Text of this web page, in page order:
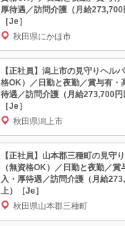
厚待遇／訪問介護（月給273,700
［Je］
秋田県にかほ市
【正社員】潟上市の見守りヘル
格OK）／日勤と夜勤／賞与有・
待遇／訪問介護（月給273,700円
［Je］
秋田県潟上市
【正社員】山本郡三種町の見守
（無資格OK）／日勤と夜勤／賞
入・厚待遇／訪問介護（月給
上）［Je］
秋田県山本郡三種町